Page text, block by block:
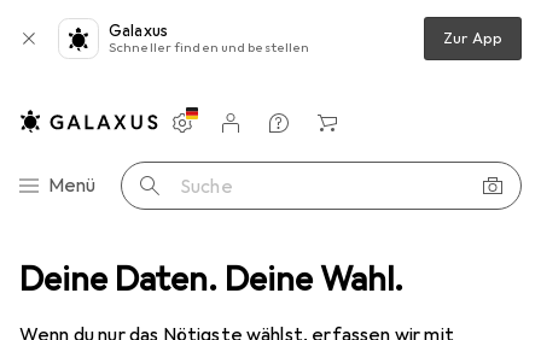
Deine Daten. Deine Wahl.
Wenn du nur das Nötigste wählst, erfassen wir mit
Galaxus
Schneller finden und bestellen Zur App
Navigation nach Kategorien
Menü Suche
Einstellungen
Kundenkonto
Vergleichslisten
Merklisten
Warenkorb
Outdoorbekleidung Outdoorhose Regatta Xert III Stretch